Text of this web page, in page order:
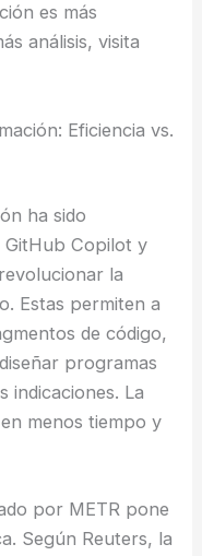
es más
análisis, visita
Eficiencia vs.
ha sido
GitHub Copilot y
la
Estas permiten a
de código,
programas
indicaciones. La
menos tiempo y
por METR pone
Según Reuters, la